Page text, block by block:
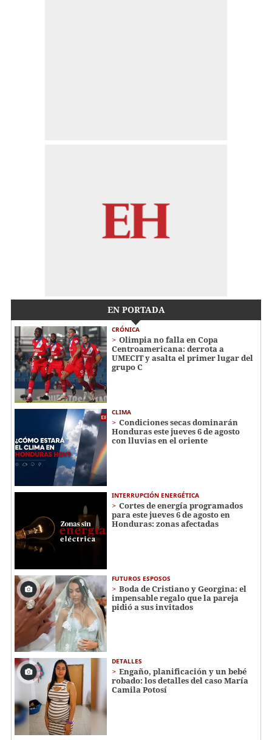
EN PORTADA
CRÓNICA
Olimpia no falla en Copa
Centroamericana: derrota a
UMECIT y asalta el primer lugar del
grupo C
CLIMA
Condiciones secas dominarán
Honduras este jueves 6 de agosto
con lluvias en el oriente
INTERRUPCIÓN ENERGÉTICA
Cortes de energía programados
para este jueves 6 de agosto en
Honduras: zonas afectadas
FUTUROS ESPOSOS
Boda de Cristiano y Georgina: el
impensable regalo que la pareja
pidió a sus invitados
DETALLES
Engaño, planificación y un bebé
robado: los detalles del caso María
Camila Potosí